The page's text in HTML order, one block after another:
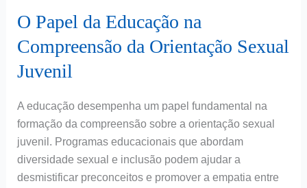
O Papel da Educação na
Compreensão da Orientação Sexual
Juvenil
A educação desempenha um papel fundamental na
formação da compreensão sobre a orientação sexual
juvenil. Programas educacionais que abordam
diversidade sexual e inclusão podem ajudar a
desmistificar preconceitos e promover a empatia entre